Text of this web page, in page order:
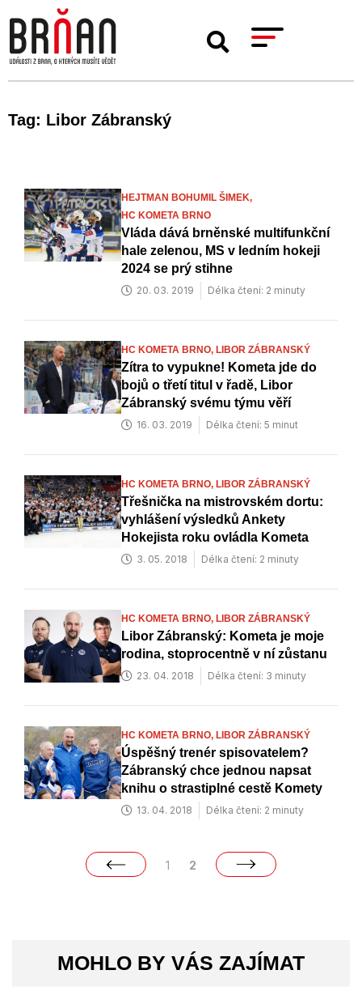
Tag: Libor Zábranský
HEJTMAN BOHUMIL ŠIMEK,
HC KOMETA BRNO
Vláda dává brněnské multifunkční
hale zelenou, MS v ledním hokeji
2024 se prý stihne
20. 03. 2019 Délka čtení: 2 minuty
HC KOMETA BRNO, LIBOR ZÁBRANSKÝ
Zítra to vypukne! Kometa jde do
bojů o třetí titul v řadě, Libor
Zábranský svému týmu věří
16. 03. 2019 Délka čtení: 5 minut
HC KOMETA BRNO, LIBOR ZÁBRANSKÝ
Třešnička na mistrovském dortu:
vyhlášení výsledků Ankety
Hokejista roku ovládla Kometa
3. 05. 2018 Délka čtení: 2 minuty
HC KOMETA BRNO, LIBOR ZÁBRANSKÝ
Libor Zábranský: Kometa je moje
rodina, stoprocentně v ní zůstanu
23. 04. 2018 Délka čtení: 3 minuty
HC KOMETA BRNO, LIBOR ZÁBRANSKÝ
Úspěšný trenér spisovatelem?
Zábranský chce jednou napsat
knihu o strastiplné cestě Komety
13. 04. 2018 Délka čtení: 2 minuty
1 2
MOHLO BY VÁS ZAJÍMAT